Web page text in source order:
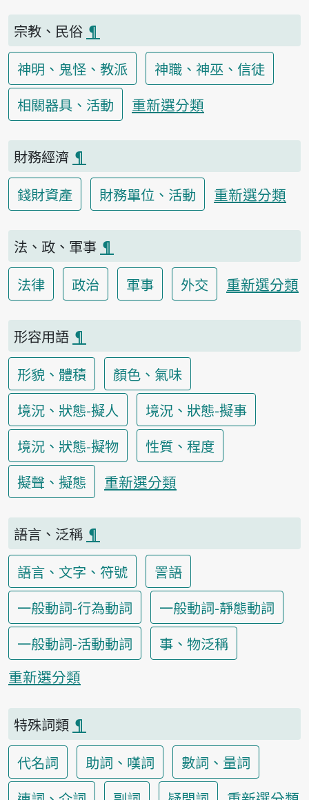
宗教、民俗 ¶
神明、鬼怪、教派
神職、神巫、信徒
相關器具、活動
重新選分類
財務經濟 ¶
錢財資產
財務單位、活動 重新選分類
法、政、軍事 ¶
法律
政治 軍事 外交 重新選分類
形容用語 ¶
形貌、體積
顏色、氣味
境況、狀態-擬人
境況、狀態-擬事
境況、狀態-擬物
性質、程度
擬聲、擬態
重新選分類
語言、泛稱 ¶
語言、文字、符號
詈語
一般動詞-行為動詞
一般動詞-靜態動詞
一般動詞-活動動詞
事、物泛稱
重新選分類
特殊詞類 ¶
代名詞
助詞、嘆詞
數詞、量詞